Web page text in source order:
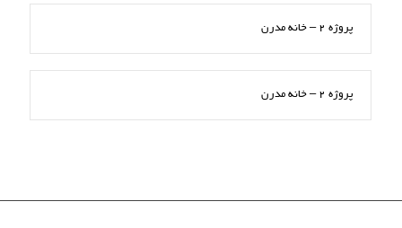
پروژه 2 – خانه مدرن
پروژه 2 – خانه مدرن